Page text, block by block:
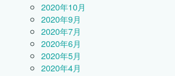
2020年10月
2020年9月
2020年7月
2020年6月
2020年5月
2020年4月